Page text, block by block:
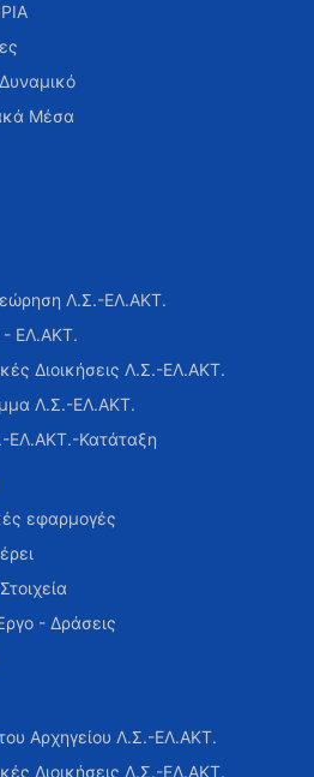
Μέσα
Λ.Σ.-ΕΛ.ΑΚΤ.
- ΕΛ.ΑΚΤ.
Διοικήσεις Λ.Σ.-ΕΛ.ΑΚΤ.
Λ.Σ.-ΕΛ.ΑΚΤ.
ΕΛ.ΑΚΤ.-Κατάταξη
εφαρμογές
- Δράσεις
Αρχηγείου Λ.Σ.-ΕΛ.ΑΚΤ.
Διοικήσεις Λ.Σ.-ΕΛ.ΑΚΤ.